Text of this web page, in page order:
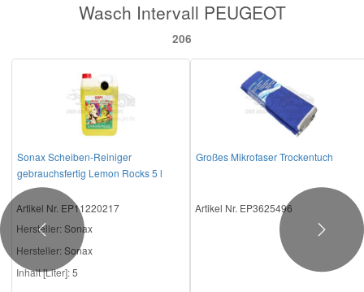
Wasch Intervall PEUGEOT
206
Sonax Scheiben-Reiniger
gebrauchsfertig Lemon Rocks 5 l
Artikel Nr. EP11220217
Hersteller: Sonax
Hersteller: Sonax
Inhalt [Liter]:5
Großes Mikrofaser Trockentuch
Artikel Nr. EP3625496
Previous Next
Zündanlage und Glühanlage
Reparatur-Zubehör
Karosserie Werkzeug
Schlüsselgehäuse
Werkstattbedarf
Winter-Autozubehör
Daihatsu Ersatzteile
Dodge Ersatzteile
Honda Ersatzteile
Hyundai Ersatzteile
Jeep Ersatzteile